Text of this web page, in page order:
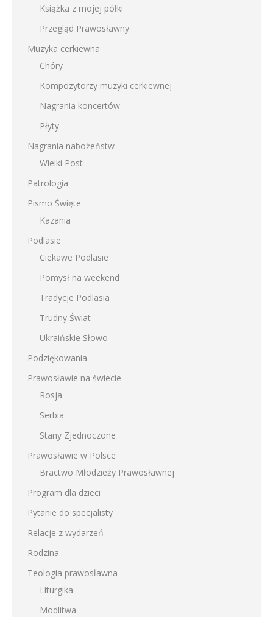
Książka z mojej półki
Przegląd Prawosławny
Muzyka cerkiewna
Chóry
Kompozytorzy muzyki cerkiewnej
Nagrania koncertów
Płyty
Nagrania nabożeństw
Wielki Post
Patrologia
Pismo Święte
Kazania
Podlasie
Ciekawe Podlasie
Pomysł na weekend
Tradycje Podlasia
Trudny Świat
Ukraińskie Słowo
Podziękowania
Prawosławie na świecie
Rosja
Serbia
Stany Zjednoczone
Prawosławie w Polsce
Bractwo Młodzieży Prawosławnej
Program dla dzieci
Pytanie do specjalisty
Relacje z wydarzeń
Rodzina
Teologia prawosławna
Liturgika
Modlitwa